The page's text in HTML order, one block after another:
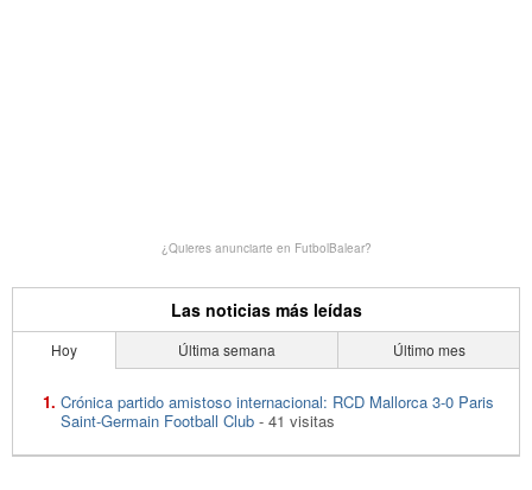
¿Quieres anunciarte en FutbolBalear?
Las noticias más leídas
Hoy Última semana Último mes
Crónica partido amistoso internacional: RCD Mallorca 3-0 Paris
Saint-Germain Football Club - 41 visitas